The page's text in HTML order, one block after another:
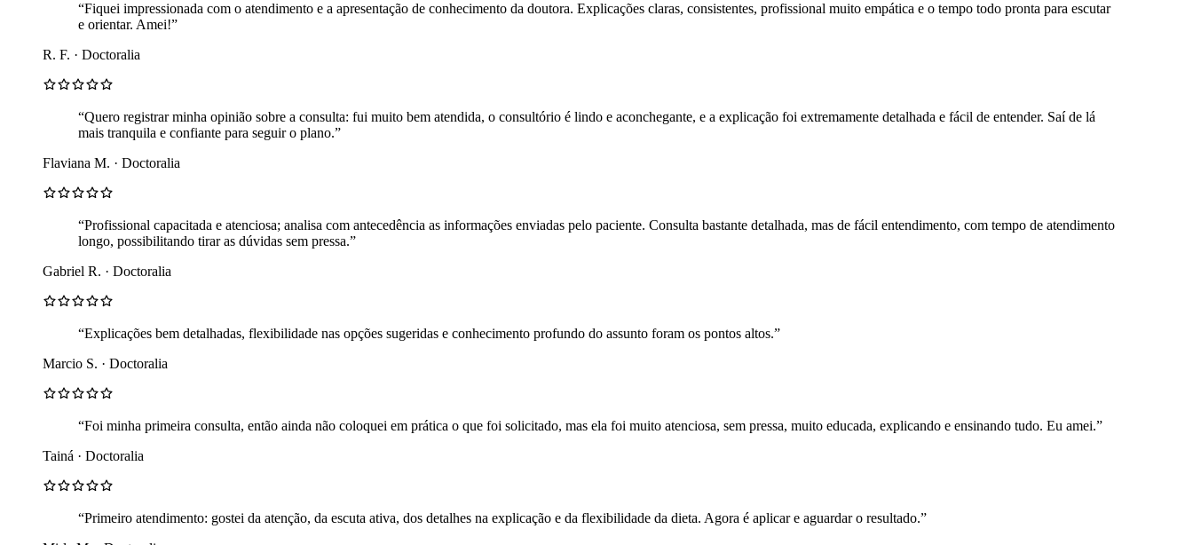
“Fiquei impressionada com o atendimento e a apresentação de conhecimento da doutora. Explicações claras, consistentes, profissional muito empática e o tempo todo pronta para escutar
e orientar. Amei!”
R. F. · Doctoralia
“Quero registrar minha opinião sobre a consulta: fui muito bem atendida, o consultório é lindo e aconchegante, e a explicação foi extremamente detalhada e fácil de entender. Saí de lá
mais tranquila e confiante para seguir o plano.”
Flaviana M. · Doctoralia
“Profissional capacitada e atenciosa; analisa com antecedência as informações enviadas pelo paciente. Consulta bastante detalhada, mas de fácil entendimento, com tempo de atendimento
longo, possibilitando tirar as dúvidas sem pressa.”
Gabriel R. · Doctoralia
“Explicações bem detalhadas, flexibilidade nas opções sugeridas e conhecimento profundo do assunto foram os pontos altos.”
Marcio S. · Doctoralia
“Foi minha primeira consulta, então ainda não coloquei em prática o que foi solicitado, mas ela foi muito atenciosa, sem pressa, muito educada, explicando e ensinando tudo. Eu amei.”
Tainá · Doctoralia
“Primeiro atendimento: gostei da atenção, da escuta ativa, dos detalhes na explicação e da flexibilidade da dieta. Agora é aplicar e aguardar o resultado.”